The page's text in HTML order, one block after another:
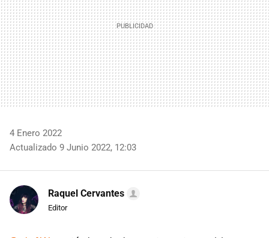
4 Enero 2022
Actualizado 9 Junio 2022, 12:03
Raquel Cervantes
Editor